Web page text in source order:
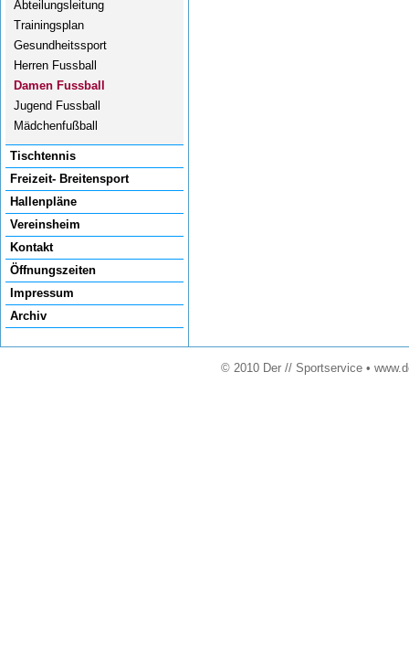
Abteilungsleitung
Trainingsplan
Gesundheitssport
Herren Fussball
Damen Fussball
Jugend Fussball
Mädchenfußball
Tischtennis
Freizeit- Breitensport
Hallenpläne
Vereinsheim
Kontakt
Öffnungszeiten
Impressum
Archiv
© 2010 Der // Sportservice •